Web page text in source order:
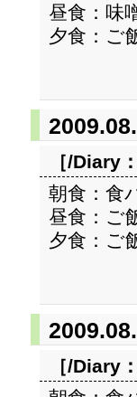
昼食：味
夕食：ご
［/Diary：
朝食：食
昼食：ご
夕食：ご
［/Diary：